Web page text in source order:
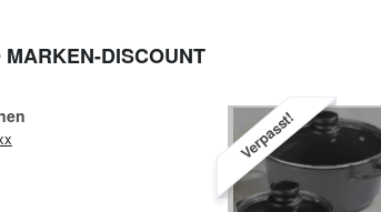
DISCOUNT
Verpasst!